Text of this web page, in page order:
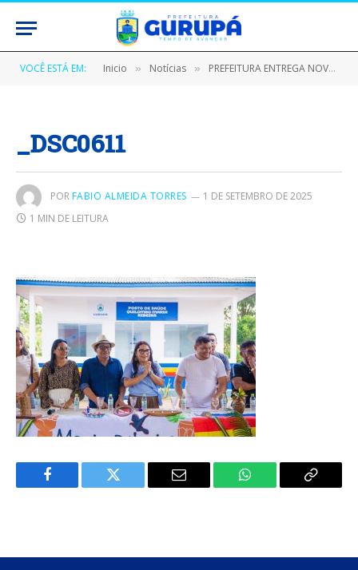
VOCÊ ESTÁ EM: Inicio » Notícias » PREFEITURA ENTREGA NOVO POSTO DE SAÚDE À COMUNIDADE QUILOMBO MARIA RIBEIRA
_DSC0611
PORFABIO ALMEIDA TORRES
1 DE SETEMBRO DE 2025
1 MIN DE LEITURA
Facebook Twitter
E-
WhatsApp Copiar